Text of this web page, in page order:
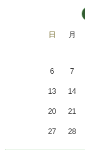
日 月
6 7
13 14
20 21
27 28